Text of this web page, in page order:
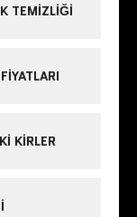
TEMIZLIĞI
KIRLER